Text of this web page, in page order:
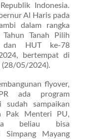
Indonesia.
Al Haris pada
dalam rangka
Tanah Pilih
dan HUT ke-78
bertempat di
(28/05/2024).
flyover,
ada program
sudah sampaikan
Pak Menteri PU,
beliau bisa
Simpang Mayang